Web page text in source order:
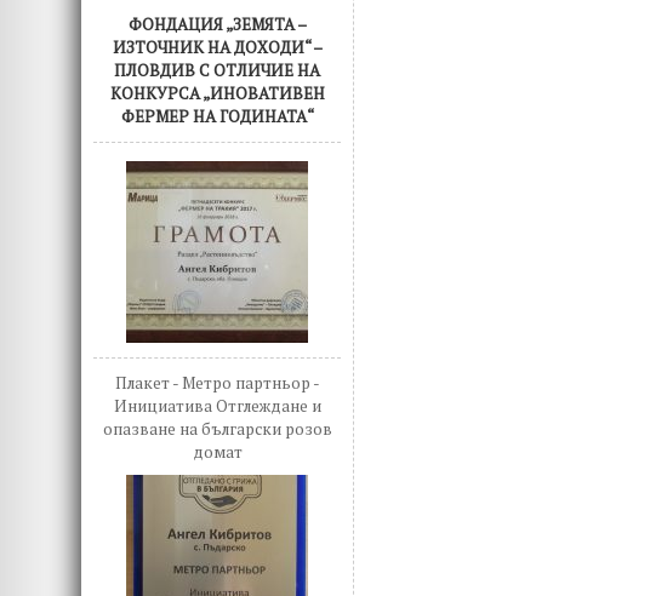
ФОНДАЦИЯ „ЗЕМЯТА –
ИЗТОЧНИК НА ДОХОДИ“ –
ПЛОВДИВ С ОТЛИЧИЕ НА
КОНКУРСА „ИНОВАТИВЕН
ФЕРМЕР НА ГОДИНАТА“
Плакет - Метро партньор -
Инициатива Отглеждане и
опазване на български розов
домат